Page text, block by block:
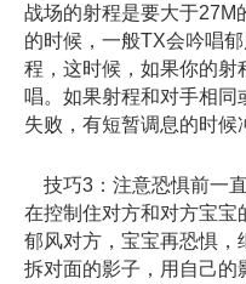
战场的射程是要大于27M
的时候，一般TX会吟唱
程，这时候，如果你的射
唱。如果射程和对手相同
失败，有短暂调息的时候
技巧3：注意恐惧前一
在控制住对方和对方宝宝
郁风对方，宝宝再恐惧，
拆对面的影子，用自己的